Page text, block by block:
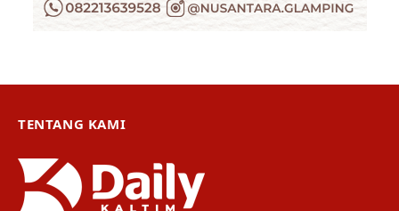
TENTANG KAMI